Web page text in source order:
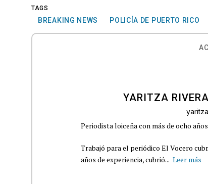
TAGS
BREAKING NEWS POLICÍA DE PUERTO RICO
YARITZA
Periodista loiceña con más de ocho
Trabajó para el periódico El Vocero
años de experiencia, cubrió... Leer más